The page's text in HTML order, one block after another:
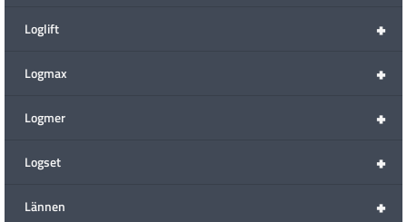
+
Loglift
+
Logmax
+
Logmer
+
Logset
+
Lännen